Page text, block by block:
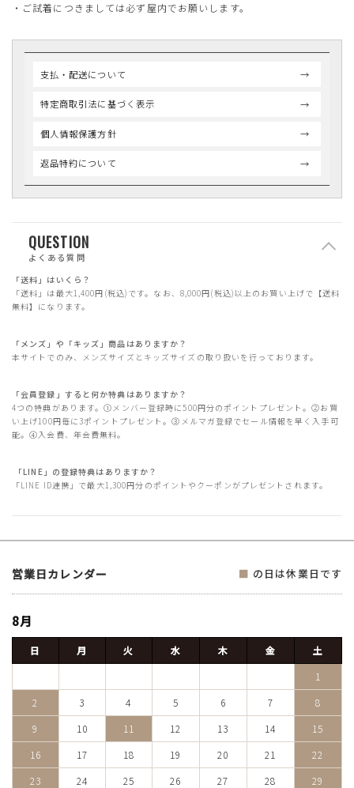
・ご試着につきましては必ず屋内でお願いします。
支払・配送について
特定商取引法に基づく表示
個人情報保護方針
返品特約について
QUESTION
よくある質問
「送料」はいくら？
「送料」は最大1,400円(税込)です。なお、8,000円(税込)以上のお買い上げで【送料
無料】になります。
「メンズ」や「キッズ」商品はありますか？
本サイトでのみ、メンズサイズとキッズサイズの取り扱いを行っております。
「会員登録」すると何か特典はありますか？
4つの特典があります。①メンバー登録時に500円分のポイントプレゼント。②お買
い上げ100円毎に3ポイントプレゼント。③メルマガ登録でセール情報を早く入手可
能。④入会費、年会費無料。
「LINE」の登録特典はありますか？
「LINE ID連携」で最大1,300円分のポイントやクーポンがプレゼントされます。
営業日カレンダー ■ の日は休業日です
8月
日 月 火 水 木 金
土
1
2
3 4 5 6 7
8
9
10 11 12 13 14
15
16
17 18 19 20 21
22
23
24 25 26 27 28
29